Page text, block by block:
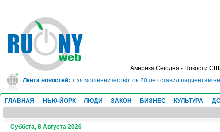
Америка Сегодня - Новости
Лента новостей:
в тюрьму на 10 лет за мошенничество: он 20 лет ставил пациентам
ГЛАВНАЯ НЬЮ-ЙОРК ЛЮДИ ЗАКОН БИЗНЕС КУЛЬТУРА
Суббота, 8 Августа 2026